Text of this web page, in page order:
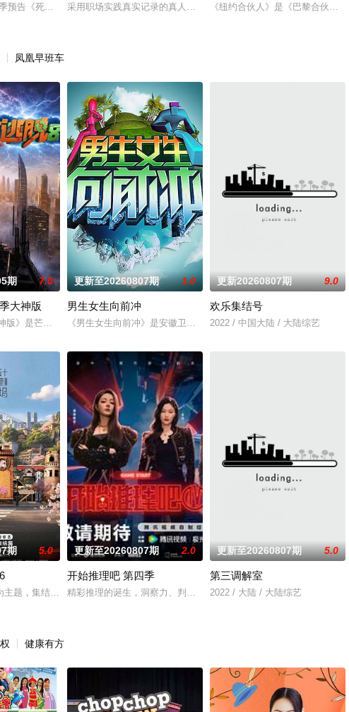
，节目通过“茶话会”的形式打开每位姐姐丰富多彩的生活姿态，深度挖掘《乘
预告《死亡游戏》强势回归，带来更加激烈的对决。4月22日（周三），敬请锁定全
采用职场实践真实记录的真人秀竞技形式，真实记录选手职场成长故
《纽约合伙人》是《巴黎合伙人
凤凰早班车
期 7.0
大神版
版》是芒果TV超大型密室逃脱真人秀《密室大逃脱》的官方定制衍生节目。节目邀
更新至20260807期 1.0
男生女生向前冲
《男生女生向前冲》是安徽卫视的一档全民榜样健身节目。从2010
更新20260807期 9.0
欢乐集结号
2022 / 中国大陆 / 大陆综艺
“地球团”的快乐旅程。节目路线将继续延着地球的脉络，探索更全面的世界文
期 5.0
主题，集结15位多元坞民通过21天的共同生活与亲手建造，探索"在不够理想的环境
更新至20260807期 2.0
开始推理吧 第四季
精彩推理的诞生，洞察力、判断力等是推理的关键，更少不了开推
更新至20260807期 5.0
第三调解室
2022 / 大陆 / 大陆综艺
健康有方